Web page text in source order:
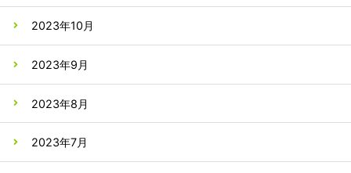
2023年10月
2023年9月
2023年8月
2023年7月